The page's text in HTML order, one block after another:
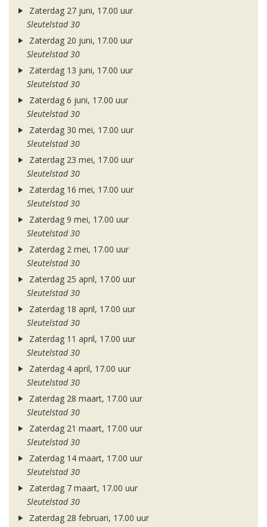
Zaterdag 27 juni, 17.00 uur
Sleutelstad 30
Zaterdag 20 juni, 17.00 uur
Sleutelstad 30
Zaterdag 13 juni, 17.00 uur
Sleutelstad 30
Zaterdag 6 juni, 17.00 uur
Sleutelstad 30
Zaterdag 30 mei, 17.00 uur
Sleutelstad 30
Zaterdag 23 mei, 17.00 uur
Sleutelstad 30
Zaterdag 16 mei, 17.00 uur
Sleutelstad 30
Zaterdag 9 mei, 17.00 uur
Sleutelstad 30
Zaterdag 2 mei, 17.00 uur
Sleutelstad 30
Zaterdag 25 april, 17.00 uur
Sleutelstad 30
Zaterdag 18 april, 17.00 uur
Sleutelstad 30
Zaterdag 11 april, 17.00 uur
Sleutelstad 30
Zaterdag 4 april, 17.00 uur
Sleutelstad 30
Zaterdag 28 maart, 17.00 uur
Sleutelstad 30
Zaterdag 21 maart, 17.00 uur
Sleutelstad 30
Zaterdag 14 maart, 17.00 uur
Sleutelstad 30
Zaterdag 7 maart, 17.00 uur
Sleutelstad 30
Zaterdag 28 februari, 17.00 uur